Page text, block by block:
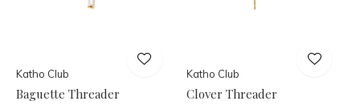
Katho Club
Baguette Threader
Katho Club
Clover Threader